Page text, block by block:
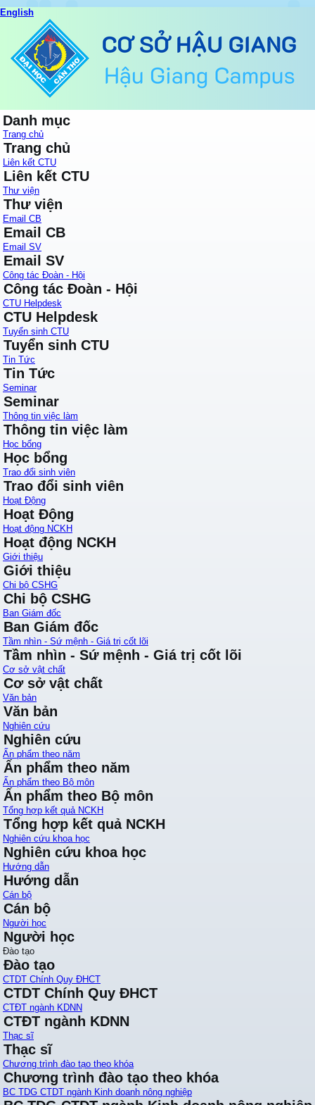
English
Danh mục
Trang chủ
Trang chủ
Liên kết CTU
Liên kết CTU
Thư viện
Thư viện
Email CB
Email CB
Email SV
Email SV
Công tác Đoàn - Hội
Công tác Đoàn - Hội
CTU Helpdesk
CTU Helpdesk
Tuyển sinh CTU
Tuyển sinh CTU
Tin Tức
Tin Tức
Seminar
Seminar
Thông tin việc làm
Thông tin việc làm
Học bổng
Học bổng
Trao đổi sinh viên
Trao đổi sinh viên
Hoạt Động
Hoạt Động
Hoạt động NCKH
Hoạt động NCKH
Giới thiệu
Giới thiệu
Chi bộ CSHG
Chi bộ CSHG
Ban Giám đốc
Ban Giám đốc
Tầm nhìn - Sứ mệnh - Giá trị cốt lõi
Tầm nhìn - Sứ mệnh - Giá trị cốt lõi
Cơ sở vật chất
Cơ sở vật chất
Văn bản
Văn bản
Nghiên cứu
Nghiên cứu
Ấn phẩm theo năm
Ấn phẩm theo năm
Ấn phẩm theo Bộ môn
Ấn phẩm theo Bộ môn
Tổng hợp kết quả NCKH
Tổng hợp kết quả NCKH
Nghiên cứu khoa học
Nghiên cứu khoa học
Hướng dẫn
Hướng dẫn
Cán bộ
Cán bộ
Người học
Người học
Đào tạo
Đào tạo
CTDT Chính Quy ĐHCT
CTDT Chính Quy ĐHCT
CTĐT ngành KDNN
CTĐT ngành KDNN
Thạc sĩ
Thạc sĩ
Chương trình đào tạo theo khóa
Chương trình đào tạo theo khóa
BC TDG CTDT ngành Kinh doanh nông nghiệp